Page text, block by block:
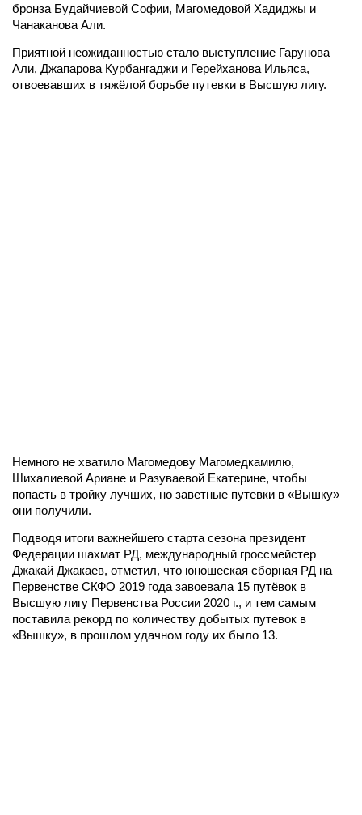
бронза Будайчиевой Софии, Магомедовой Хадиджы и
Чанаканова Али.
Приятной неожиданностью стало выступление Гарунова
Али, Джапарова Курбангаджи и Герейханова Ильяса,
отвоевавших в тяжёлой борьбе путевки в Высшую лигу.
Немного не хватило Магомедову Магомедкамилю,
Шихалиевой Ариане и Разуваевой Екатерине, чтобы
попасть в тройку лучших, но заветные путевки в «Вышку»
они получили.
Подводя итоги важнейшего старта сезона президент
Федерации шахмат РД, международный гроссмейстер
Джакай Джакаев, отметил, что юношеская сборная РД на
Первенстве СКФО 2019 года завоевала 15 путёвок в
Высшую лигу Первенства России 2020 г., и тем самым
поставила рекорд по количеству добытых путевок в
«Вышку», в прошлом удачном году их было 13.